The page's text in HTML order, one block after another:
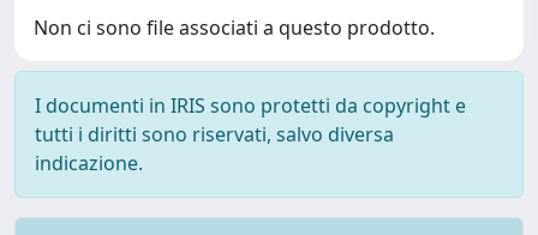
Non ci sono file associati a questo prodotto.
I documenti in IRIS sono protetti da copyright e
tutti i diritti sono riservati, salvo diversa
indicazione.